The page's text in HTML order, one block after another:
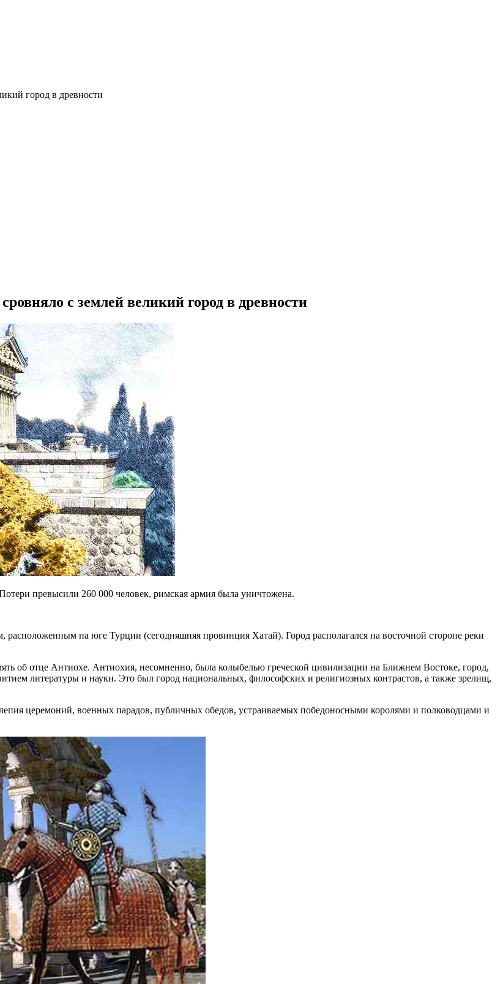
город в древности
с землей великий город в древности
превысили 260 000 человек, римская армия была уничтожена.
на юге Турции (сегодняшняя провинция Хатай). Город располагался на восточной стороне реки
об отце Антиохе. Антиохия, несомненно, была колыбелью греческой цивилизации на Ближнем Востоке, город,
литературы и науки. Это был город национальных, философских и религиозных контрастов, а также зрелищ,
церемоний, военных парадов, публичных обедов, устраиваемых победоносными королями и полководцами и